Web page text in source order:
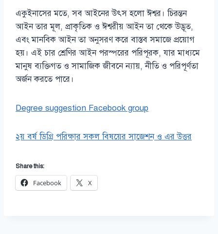
একুইনাসের মতে, সব আইনের উৎস হলো ঈশ্বর। চিরন্তন
আইন তার মূল, প্রাকৃতিক ও ঈশ্বরীয় আইন তা থেকে উদ্ভূত,
এবং মানবিক আইন তা অনুসরণ করে বাস্তব সমাজে প্রয়োগ
হয়। এই চার শ্রেণির আইন পরস্পরের পরিপূরক, যার মাধ্যমে
মানুষ ব্যক্তিগত ও সামাজিক জীবনে ন্যায়, নীতি ও পরিপূর্ণতা
অর্জন করতে পারে।
Degree suggestion Facebook group
২য় বর্ষ ডিগ্রি পরিক্ষার সকল বিষয়ের সাজেশন ও এর উত্তর
Share this:
Facebook X